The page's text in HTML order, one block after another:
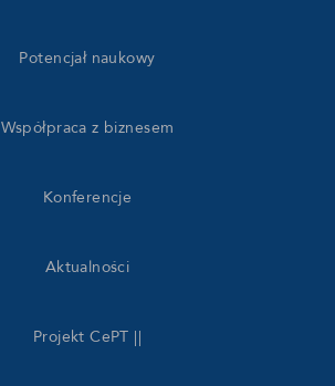
Potencjał naukowy
Współpraca z biznesem
Konferencje
Aktualności
Projekt CePT ||